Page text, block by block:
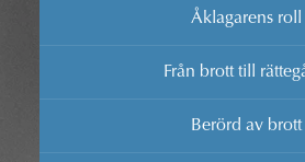
Åklagarens roll
Från brott till
Berörd av brott